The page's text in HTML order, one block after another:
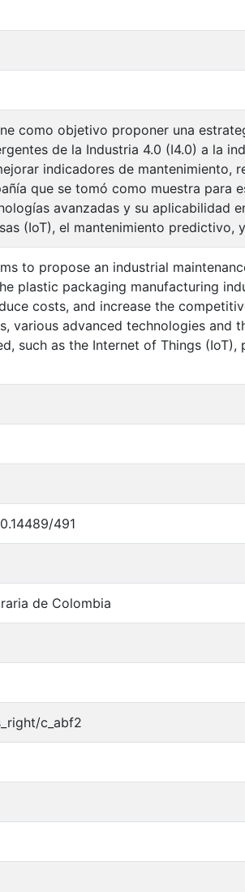
como objetivo proponer una
de la Industria 4.0 (I4.0) a la
indicadores de mantenimiento,
que se tomó como muestra para
avanzadas y su aplicabilidad
(IoT), el mantenimiento predictivo,
to propose an industrial
plastic packaging manufacturing
costs, and increase the
various advanced technologies and
such as the Internet of Things
491
de Colombia
c_abf2